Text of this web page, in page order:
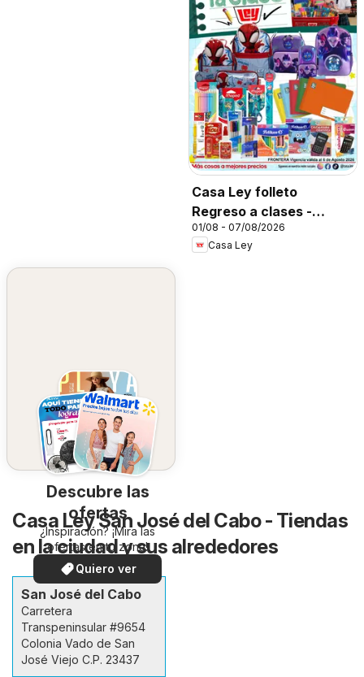
Casa Ley folleto
Regreso a clases -
Frontera 2026
01/08 - 07/08/2026
Casa Ley
Descubre las
ofertas
¿Inspiración? ¡Mira las
ofertas en tu zona!
Quiero ver
Casa Ley San José del Cabo - Tiendas
en la ciudad y sus alrededores
San José del Cabo
Carretera
Transpeninsular #9654
Colonia Vado de San
José Viejo C.P. 23437